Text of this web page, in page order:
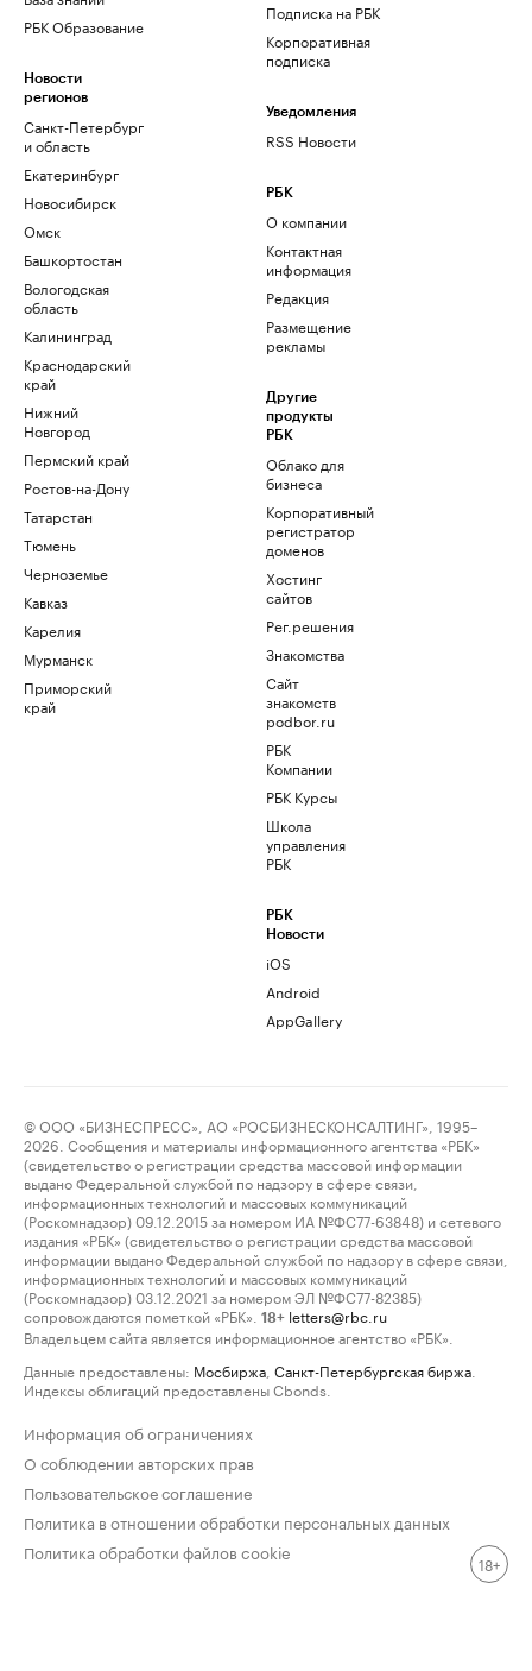
РБК Образование
Новости
регионов
Санкт-Петербург
и область
Екатеринбург
Новосибирск
Омск
Башкортостан
Вологодская
область
Калининград
Краснодарский
край
Нижний
Новгород
Пермский край
Ростов-на-Дону
Татарстан
Тюмень
Черноземье
Кавказ
Карелия
Мурманск
Приморский
край
Подписка на РБК
Корпоративная
подписка
Уведомления
RSS Новости
РБК
О компании
Контактная
информация
Редакция
Размещение
рекламы
Другие
продукты
РБК
Облако для
бизнеса
Корпоративный
регистратор
доменов
Хостинг
сайтов
Рег.решения
Знакомства
Сайт
знакомств
podbor.ru
РБК
Компании
РБК Курсы
Школа
управления
РБК
РБК
Новости
iOS
Android
AppGallery
© ООО «БИЗНЕСПРЕСС», АО «РОСБИЗНЕСКОНСАЛТИНГ», 1995–
2026. Сообщения и материалы информационного агентства «РБК»
(свидетельство о регистрации средства массовой информации
выдано Федеральной службой по надзору в сфере связи,
информационных технологий и массовых коммуникаций
(Роскомнадзор) 09.12.2015 за номером ИА №ФС77-63848) и сетевого
издания «РБК» (свидетельство о регистрации средства массовой
информации выдано Федеральной службой по надзору в сфере связи,
информационных технологий и массовых коммуникаций
(Роскомнадзор) 03.12.2021 за номером ЭЛ №ФС77-82385)
сопровождаются пометкой «РБК».
18+ letters@rbc.ru
Владельцем сайта является информационное агентство «РБК».
Данные предоставлены: Мосбиржа Санкт-Петербургская биржа
Индексы облигаций предоставлены Cbonds.
Информация об ограничениях
О соблюдении авторских прав
Пользовательское соглашение
Политика в отношении обработки персональных данных
Политика обработки файлов cookie
18+